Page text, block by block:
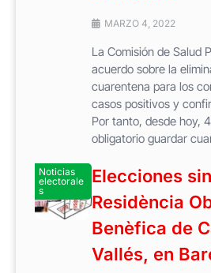
MARZO 4, 2022
La Comisión de Salud
acuerdo sobre la
cuarentena para los
casos positivos y
Por tanto, desde hoy,
obligatorio guardar
Noticias
electorale
s
Elecciones
Residència
Benèfica de
Vallés, en